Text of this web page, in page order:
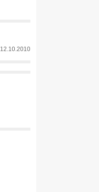
12.10.2010